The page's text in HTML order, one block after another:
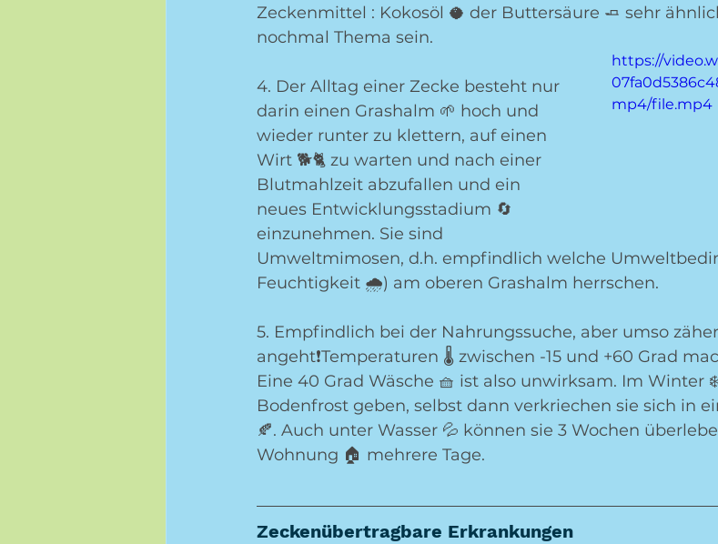
Zeckenmittel : Kokosöl 🥥 der Buttersäure 🧈 sehr
nochmal Thema sein.
https://
mp4/file.mp4
4. Der Alltag einer Zecke besteht nur
darin einen Grashalm 🌱 hoch und
wieder runter zu klettern, auf einen
Wirt 🐕🐈 zu warten und nach einer
Blutmahlzeit abzufallen und ein
neues Entwicklungsstadium 🔄
einzunehmen. Sie sind
Umweltmimosen, d.h. empfindlich welche
Feuchtigkeit 🌧) am oberen Grashalm herrschen.
5. Empfindlich bei der Nahrungssuche, aber umso
angeht❗️Temperaturen 🌡 zwischen -15 und +60 Grad
Eine 40 Grad Wäsche 🧺 ist also unwirksam. Im Winter
Bodenfrost geben, selbst dann verkriechen sie sich in
🍂. Auch unter Wasser 💦 können sie 3 Wochen
Wohnung 🏠 mehrere Tage.
Zeckenübertragbare Erkrankungen